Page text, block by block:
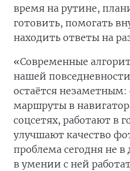
время на рутине,
готовить, помогать
находить ответы на
«Современные
нашей
остаётся
маршруты в
соцсетях, работают в
улучшают качество
проблема сегодня не в
в умении с ней